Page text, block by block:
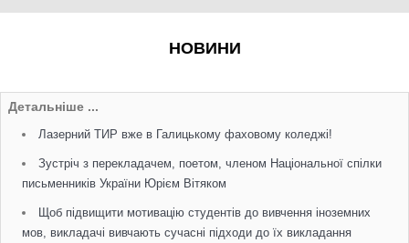
НОВИНИ
Детальніше ...
Лазерний ТИР вже в Галицькому фаховому коледжі!
Зустріч з перекладачем, поетом, членом Національної спілки
письменників України Юрієм Вітяком
Щоб підвищити мотивацію студентів до вивчення іноземних
мов, викладачі вивчають сучасні підходи до їх викладання